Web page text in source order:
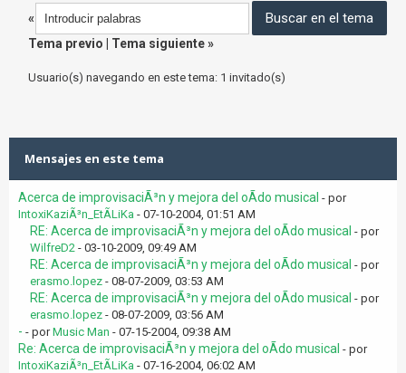
«
Tema previo
Tema siguiente»
Usuario(s) navegando en este tema: 1 invitado(s)
Mensajes en este tema
Acerca de improvisaciÃ³n y mejora del oÃ­do musical - por
IntoxiKaziÃ³n_EtÃ­LiKa - 07-10-2004, 01:51 AM
RE: Acerca de improvisaciÃ³n y mejora del oÃ­do musical - por
WilfreD2 - 03-10-2009, 09:49 AM
RE: Acerca de improvisaciÃ³n y mejora del oÃ­do musical - por
erasmo.lopez - 08-07-2009, 03:53 AM
RE: Acerca de improvisaciÃ³n y mejora del oÃ­do musical - por
erasmo.lopez - 08-07-2009, 03:56 AM
- - porMusic Man - 07-15-2004, 09:38 AM
Re: Acerca de improvisaciÃ³n y mejora del oÃ­do musical - por
IntoxiKaziÃ³n_EtÃ­LiKa - 07-16-2004, 06:02 AM